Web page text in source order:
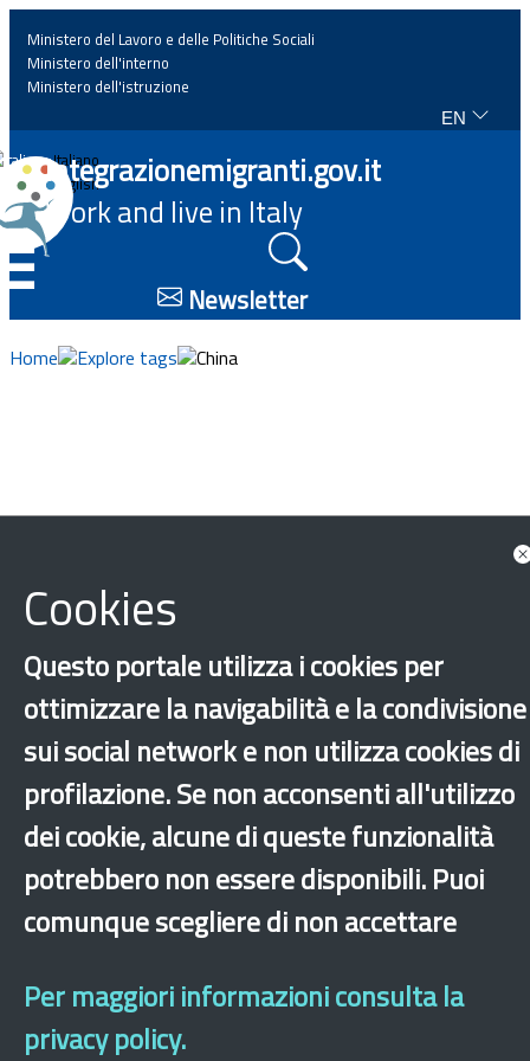
Home
News
Highlights
Events
Ministero del Lavoro e delle Politiche Sociali
Ministero dell'interno
Ministero dell'istruzione
EN
Italiano
English
Integrazionemigranti.gov.it
Work and live in Italy
Newsletter
Home Explore tags China
News
Show all news associated
×
Cookies
Questo portale utilizza i cookies per
ottimizzare la navigabilità e la condivisione
sui social network e non utilizza cookies di
profilazione. Se non acconsenti all'utilizzo
dei cookie, alcune di queste funzionalità
potrebbero non essere disponibili. Puoi
comunque scegliere di non accettare
Per maggiori informazioni consulta la
privacy policy.
website